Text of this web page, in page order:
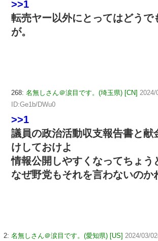
>>1
転売ヤー以外にとってはどうで
が。
268: 名無しさん＠涙目です。(埼玉県) [CN] 2024/
ID:Ge1b/DWu0
>>1
議員の政治活動収支報告書と献
けしておけよ
情報公開しやすくなってちょう
なぜ野党もそれを言わないのか
2: 名無しさん＠涙目です。(愛知県) [US] 2024/03/